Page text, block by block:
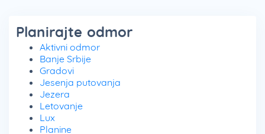
Planirajte odmor
Aktivni odmor
Banje Srbije
Gradovi
Jesenja putovanja
Jezera
Letovanje
Lux
Planine